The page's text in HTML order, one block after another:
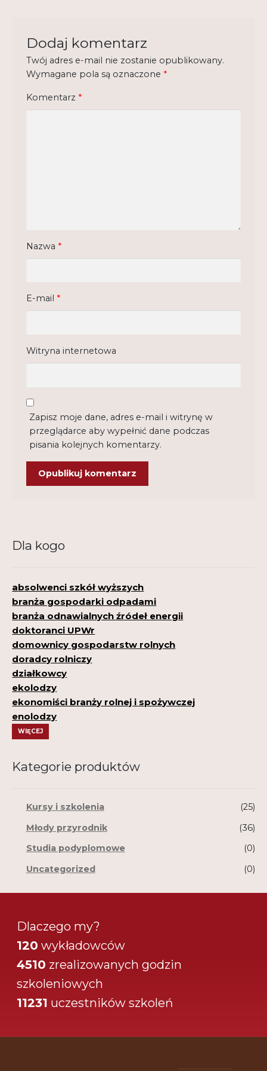
Test
Mistrzowie dydaktyki
Dodaj komentarz
Twój adres e-mail nie zostanie opublikowany.
Wymagane pola są oznaczone *
Komentarz *
Nazwa *
E-mail *
Witryna internetowa
Zapisz moje dane, adres e-mail i witrynę w
przeglądarce aby wypełnić dane podczas
pisania kolejnych komentarzy.
Dla kogo
absolwenci szkół wyższych
branża gospodarki odpadami
branża odnawialnych źródeł energii
doktoranci UPWr
domownicy gospodarstw rolnych
doradcy rolniczy
działkowcy
ekolodzy
ekonomiści branży rolnej i spożywczej
enolodzy
WIĘCEJ
Kategorie produktów
Kursy i szkolenia
(25)
Młody przyrodnik
(36)
Studia podyplomowe
(0)
Uncategorized
(0)
Dlaczego my?
120 wykładowców
4510 zrealizowanych godzin
szkoleniowych
11231 uczestników szkoleń